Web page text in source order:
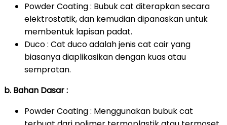
Powder Coating : Bubuk cat diterapkan secara
elektrostatik, dan kemudian dipanaskan untuk
membentuk lapisan padat.
Duco : Cat duco adalah jenis cat cair yang
biasanya diaplikasikan dengan kuas atau
semprotan.
b. Bahan Dasar :
Powder Coating : Menggunakan bubuk cat